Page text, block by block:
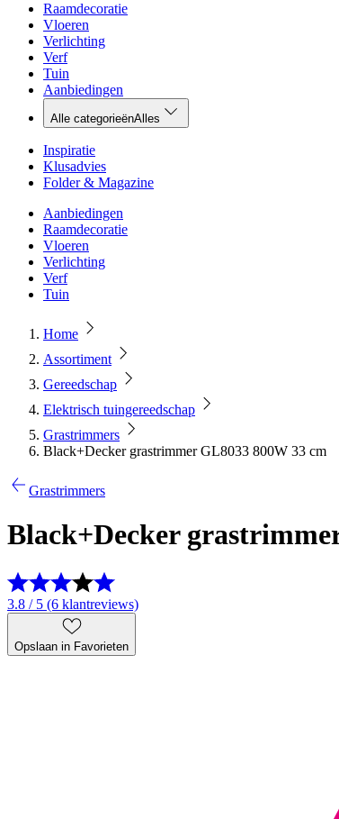
Raamdecoratie
Vloeren
Verlichting
Verf
Tuin
Aanbiedingen
Alle categorieënAlles
Inspiratie
Klusadvies
Folder & Magazine
Aanbiedingen
Raamdecoratie
Vloeren
Verlichting
Verf
Tuin
Home
Assortiment
Gereedschap
Elektrisch tuingereedschap
Grastrimmers
Black+Decker grastrimmer GL8033 800W 33 cm
Grastrimmers
Black+Decker
3.8 / 5 (6 klantreviews)
Opslaan in Favorieten